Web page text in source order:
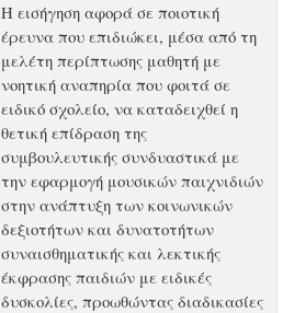
Η εισήγηση αφορά σε ποιοτική
έρευνα που επιδιώκει, μέσα από τη
μελέτη περίπτωσης μαθητή με
νοητική αναπηρία που φοιτά σε
ειδικό σχολείο, να καταδειχθεί η
θετική επίδραση της
συμβουλευτικής συνδυαστικά με
την εφαρμογή μουσικών παιχνιδιών
στην ανάπτυξη των κοινωνικών
δεξιοτήτων και δυνατοτήτων
συναισθηματικής και λεκτικής
έκφρασης παιδιών με ειδικές
δυσκολίες, προωθώντας διαδικασίες